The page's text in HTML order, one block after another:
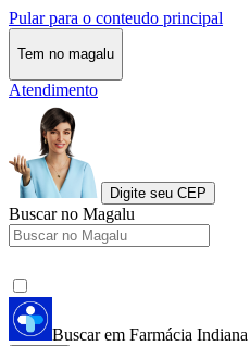
Pular para o conteudo principal
Tem no magalu
Atendimento
Digite seu CEP
Buscar no Magalu
Buscar em Farmácia Indiana